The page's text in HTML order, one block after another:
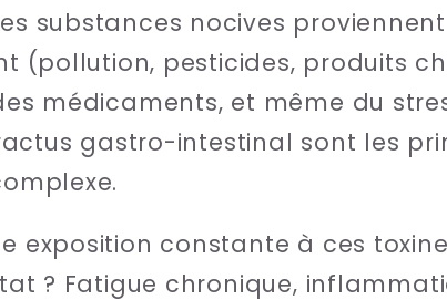
substances nocives
(pollution, pesticides, produits
médicaments, et même du
gastro-intestinal sont les
exposition constante à ces
? Fatigue chronique,